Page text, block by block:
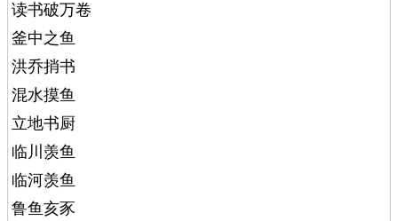
读书破万卷
釜中之鱼
洪乔捎书
混水摸鱼
立地书厨
临川羡鱼
临河羡鱼
鲁鱼亥豕